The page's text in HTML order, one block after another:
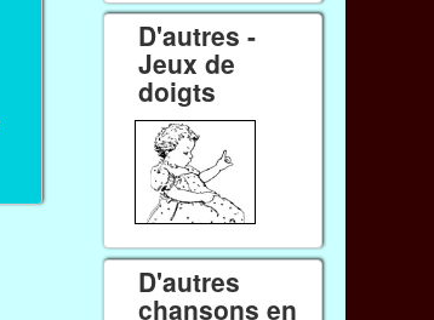
D'autres -
Jeux de
doigts
D'autres
chansons en